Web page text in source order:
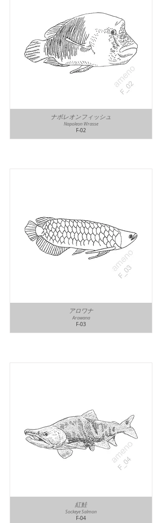
ナポレオンフィッシュ
F-02
Napoleon Wrasse
アロワナ
F-03
Arowana
紅鮭
F-04
Sockeye Salmon